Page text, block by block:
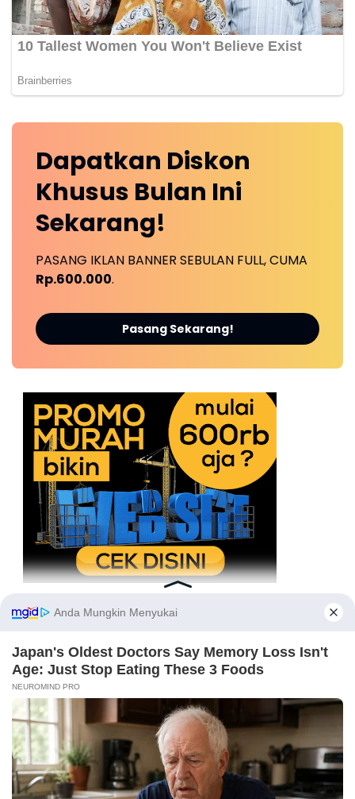
Dapatkan Diskon
Khusus Bulan Ini
Sekarang!
PASANG IKLAN BANNER SEBULAN FULL, CUMA
Rp.600.000.
Pasang Sekarang!
REFERENSI BERITA TERKINI
Ikuti Kami